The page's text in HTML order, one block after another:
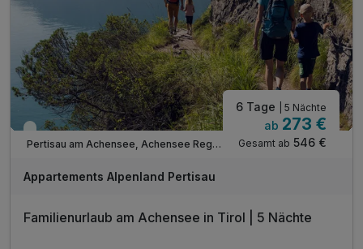
ACHTUNG: Endreinigung & OT nicht inkludiert**
ACHTUNG: Aufpreis 3te & 4te Person*
Viele Termine frei
Pertisau am Achensee, Achensee Region
6 Tage | 5 Nächte
ab 273 €
Gesamt ab 546 €
Appartements Alpenland Pertisau
Familienurlaub am Achensee in Tirol | 5 Nächte